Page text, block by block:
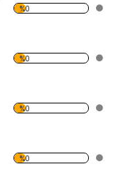
%0
%0
%0
%0